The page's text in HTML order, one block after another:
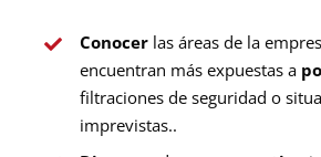
Conocer las áreas de la
encuentran más expuestas a
filtraciones de seguridad o
imprevistas..